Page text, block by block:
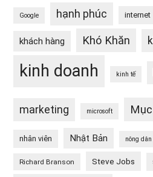
Google hạnh phúc internet
khách hàng Khó Khăn
kinh doanh kinh tế
marketing microsoft
nhân viên Nhật Bản nông dân
Richard Branson Steve Jobs